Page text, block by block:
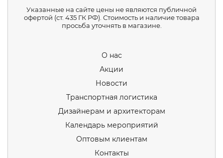
Указанные на сайте цены не являются публичной
офертой (ст. 435 ГК РФ). Стоимость и наличие товара
просьба уточнять в магазине.
О нас
Акции
Новости
Транспортная логистика
Дизайнерам и архитекторам
Календарь мероприятий
Оптовым клиентам
Контакты